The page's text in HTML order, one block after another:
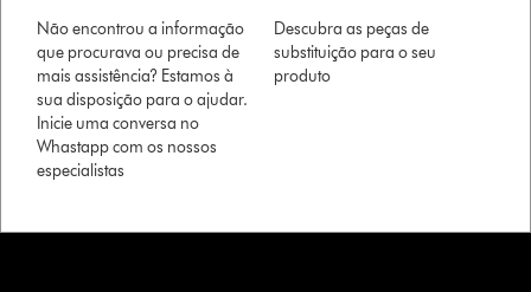
Não encontrou a informação
que procurava ou precisa de
mais assistência? Estamos à
sua disposição para o ajudar.
Inicie uma conversa no
Whastapp com os nossos
especialistas
Descubra as peças de
substituição para o seu
produto